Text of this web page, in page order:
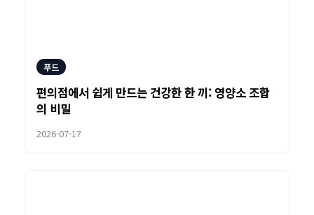
푸드
편의점에서 쉽게 만드는 건강한 한 끼: 영양소 조합
의 비밀
2026-07-17